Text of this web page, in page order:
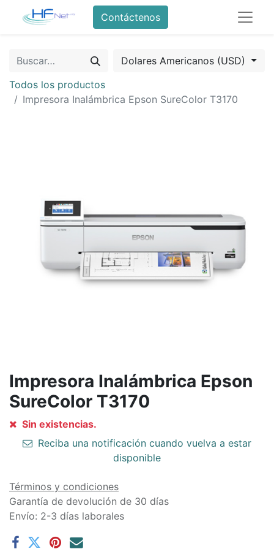
Contáctenos
Dolares Americanos (USD)
Todos los productos
Impresora Inalámbrica Epson SureColor T3170
Impresora Inalámbrica Epson
SureColor T3170
Sin existencias.
Reciba una notificación cuando vuelva a estar
disponible
Términos y condiciones
Garantía de devolución de 30 días
Envío: 2-3 días laborales